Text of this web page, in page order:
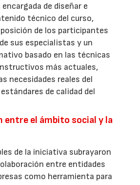
de diseñar e
técnico del curso,
de los participantes
sus especialistas y un
basado en las técnicas
más actuales,
necesidades reales del
de calidad del
entre el ámbito social y la
de la iniciativa subrayaron
entre entidades
como herramienta para